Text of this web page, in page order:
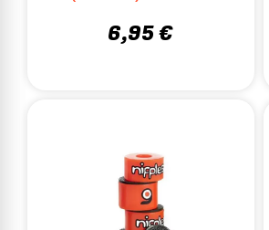
6,95 €